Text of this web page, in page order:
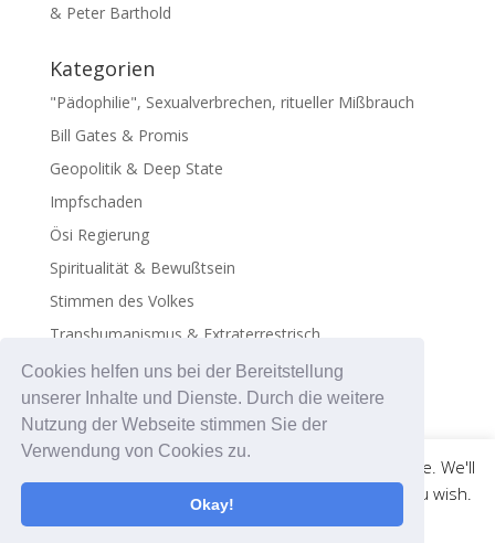
Cookies helfen uns bei der Bereitstellung
unserer Inhalte und Dienste. Durch die weitere
Nutzung der Webseite stimmen Sie der
Verwendung von Cookies zu.
Okay!
& Peter Barthold
Kategorien
"Pädophilie", Sexualverbrechen, ritueller Mißbrauch
Bill Gates & Promis
Geopolitik & Deep State
Impfschaden
Ösi Regierung
Spiritualität & Bewußtsein
Stimmen des Volkes
Transhumanismus & Extraterrestrisch
Virus - Exosomen
© medicalweb.solutions | +43 676 501 52 58 |
This website uses cookies to improve your experience. We'll
assume you're ok with this, but you can opt-out if you wish.
Cookie settings
ACCEPT